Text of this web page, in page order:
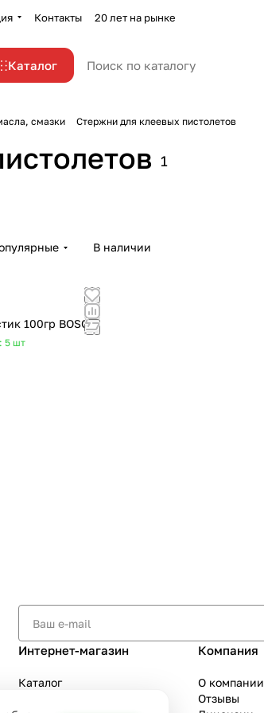
Контакты 20 лет на рынке
Каталог
смазки Стержни для клеевых пистолетов
1
В наличии
100гр BOSCH
5 шт
Интернет-магазин
Каталог
Компания
О компании
Отзывы